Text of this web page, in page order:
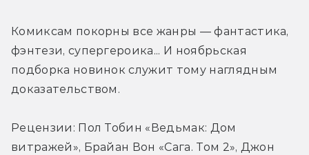
Комиксам покорны все жанры — фантастика,
фэнтези, супергероика... И ноябрьская
подборка новинок служит тому наглядным
доказательством.
Рецензии: Пол Тобин «Ведьмак: Дом
витражей», Брайан Вон «Сага. Том 2», Джон